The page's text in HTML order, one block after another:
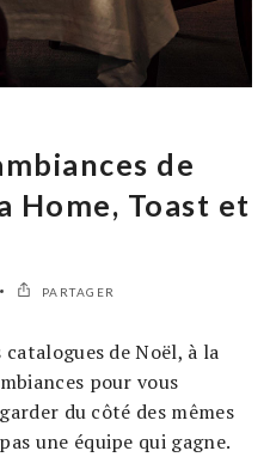
de
Home, Toast et
PARTAGER
de Noël, à la
pour vous
du côté des mêmes
une équipe qui gagne.